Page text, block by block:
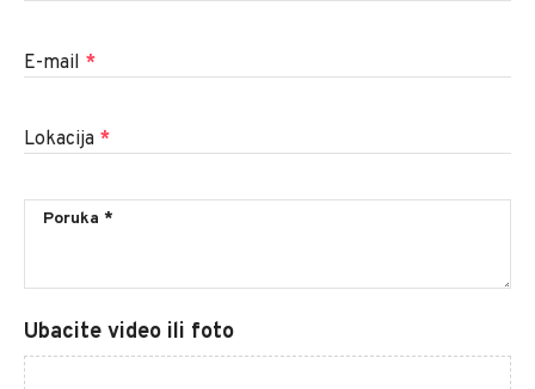
E-mail *
Lokacija *
Ubacite video ili foto